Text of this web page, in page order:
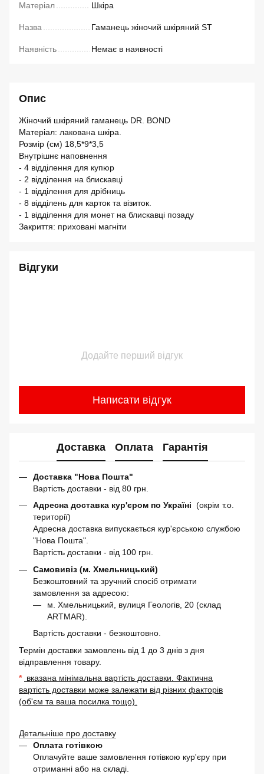
Матеріал Шкіра
Назва Гаманець жіночий шкіряний ST
Наявність Немає в наявності
Опис
Жіночий шкіряний гаманець DR. BOND
Матеріал: лакована шкіра.
Розмір (см) 18,5*9*3,5
Внутрішнє наповнення
- 4 відділення для купюр
- 2 відділення на блискавці
- 1 відділення для дрібниць
- 8 відділень для карток та візиток.
- 1 відділення для монет на блискавці позаду
Закриття: приховані магніти
Відгуки
Додайте перший відгук
Написати відгук
Доставка Оплата Гарантія
Доставка "Нова Пошта"
Вартість доставки - від 80 грн.
Адресна доставка кур'єром по Україні (окрім т.о.
території)
Адресна доставка випускається кур'єрською службою
"Нова Пошта".
Вартість доставки - від 100 грн.
Самовивіз (м. Хмельницький)
Безкоштовний та зручний спосіб отримати
замовлення за адресою:
м. Хмельницький, вулиця Геологів, 20 (склад
ARTMAR).
Вартість доставки - безкоштовно.
Термін доставки замовлень від 1 до 3 днів з дня
відправлення товару.
* вказана мінімальна вартість доставки. Фактична
вартість доставки може залежати від різних факторів
(об'єм та ваша посилка тощо).
Детальніше про доставку
Оплата готівкою
Оплачуйте ваше замовлення готівкою кур'єру при
отриманні або на складі.